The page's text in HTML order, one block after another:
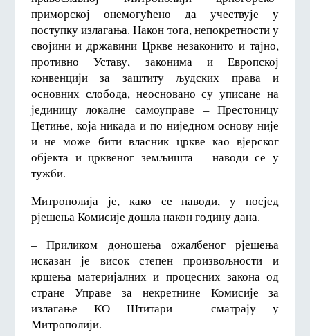
приморској онемогућено да учествује у
поступку излагања. Након тога, непокретности у
својини и државини Цркве незаконито и тајно,
противно Уставу, законима и Европској
конвенцији за заштиту људских права и
основних слобода, неосновано су уписане на
јединицу локалне самоуправе – Престоницу
Цетиње, која никада и по ниједном основу није
и не може бити власник цркве као вјерског
објекта и црквеног земљишта – наводи се у
тужби.
Митрополија је, како се наводи, у посјед
рјешења Комисије дошла након годину дана.
– Приликом доношења ожалбеног рјешења
исказан је висок степен произвољности и
кршења материјалних и процесних закона од
стране Управе за некретнине Комисије за
излагање КО Штитари – сматрају у
Митрополији.